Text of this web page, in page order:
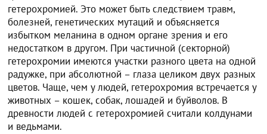
гетерохромией. Это может быть следствием травм,
болезней, генетических мутаций и объясняется
избытком меланина в одном органе зрения и его
недостатком в другом. При частичной (секторной)
гетерохромии имеются участки разного цвета на одной
радужке, при абсолютной – глаза целиком двух разных
цветов. Чаще, чем у людей, гетерохромия встречается у
животных – кошек, собак, лошадей и буйволов. В
древности людей с гетерохромией считали колдунами
и ведьмами.